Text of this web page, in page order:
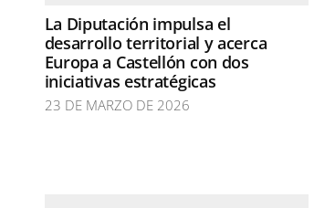
La Diputación impulsa el
desarrollo territorial y acerca
Europa a Castellón con dos
iniciativas estratégicas
23 DE MARZO DE 2026